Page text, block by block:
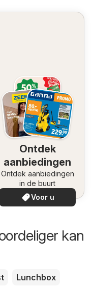
Ontdek
aanbiedingen
Ontdek aanbiedingen
in de buurt
Voor u
kan
Lunchbox